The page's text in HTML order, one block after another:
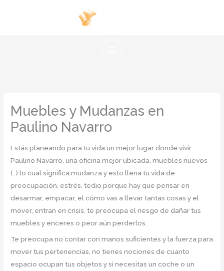
Muebles y Mudanzas en
Paulino Navarro
Estás planeando para tu vida un mejor lugar donde vivir
Paulino Navarro, una oficina mejor ubicada, muebles nuevos
(…) lo cual significa mudanza y esto llena tu vida de
preocupación, estrés, tedio porque hay que pensar en
desarmar, empacar, el cómo vas a llevar tantas cosas y el
mover, entran en crisis, te preocupa el riesgo de dañar tus
muebles y enceres o peor aún perderlos.
Te preocupa no contar con manos suficientes y la fuerza para
mover tus pertenencias, no tienes nociones de cuanto
espacio ocupan tus objetos y si necesitas un coche o un